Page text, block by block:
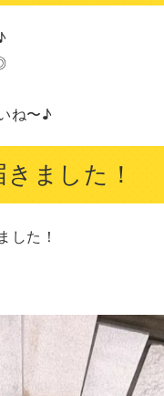
ね〜♪
ました！
した！